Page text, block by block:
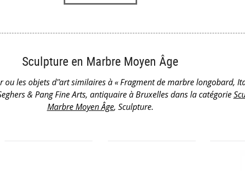
Sculpture en Marbre Moyen Âge
ou les objets d''art similaires à « Fragment de marbre longobard,
& Pang Fine Arts, antiquaire à Bruxelles dans la catégorie
Marbre Moyen Âge, Sculpture.